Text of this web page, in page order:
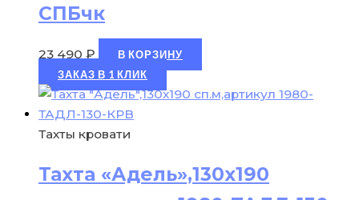
СПБчк
23 490 ₽
В КОРЗИНУ
ЗАКАЗ В 1 КЛИК
Тахты кровати
Тахта «Адель»,130х190